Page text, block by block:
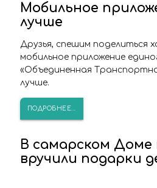
Мобильное
лучше
Друзья, спешим поделиться
мобильное приложение
«Объединенная
лучше.
ПОДРОБНЕЕ...
В самарском Доме
вручили подарки